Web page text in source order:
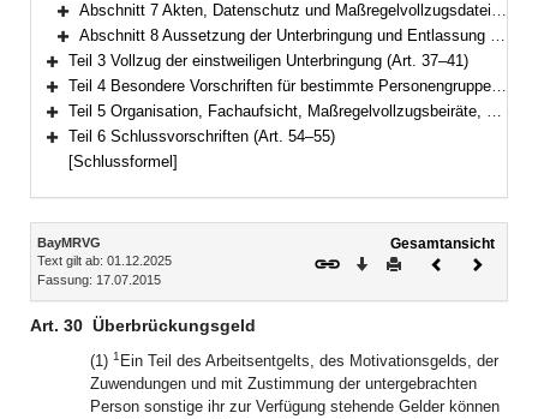
Bereich erweitern
Abschnitt 7 Akten, Datenschutz und Maßregelvollzugsdatei (Art. 32–34a)
Bereich erweitern
Abschnitt 8 Aussetzung der Unterbringung und Entlassung (Art. 35–36)
Bereich erweitern
Teil 3 Vollzug der einstweiligen Unterbringung (Art. 37–41)
Bereich erweitern
Teil 4 Besondere Vorschriften für bestimmte Personengruppen (Art. 42–44)
Bereich erweitern
Teil 5 Organisation, Fachaufsicht, Maßregelvollzugsbeiräte, Kosten (Art. 45–53)
Bereich erweitern
Teil 6 Schlussvorschriften (Art. 54–55)
[Schlussformel]
Inhalt
BayMRVG
Text gilt ab: 01.12.2025
Fassung: 17.07.2015
Gesamtansicht
Download
DruckenVorheriges
Art. 30 Überbrückungsgeld
(1) 1 Ein Teil des Arbeitsentgelts, des Motivationsgelds, der
Zuwendungen und mit Zustimmung der untergebrachten
Person sonstige ihr zur Verfügung stehende Gelder können